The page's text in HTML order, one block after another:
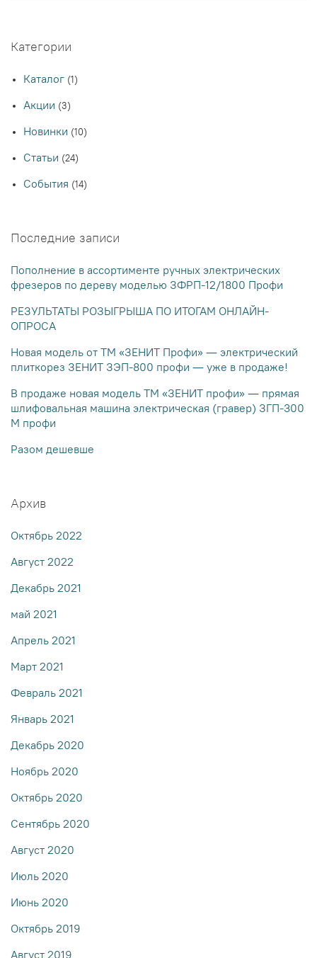
Категории
Каталог (1)
Акции (3)
Новинки (10)
Статьи (24)
События (14)
Последние записи
Пополнение в ассортименте ручных электрических
фрезеров по дереву моделью ЗФРП-12/1800 Профи
РЕЗУЛЬТАТЫ РОЗЫГРЫША ПО ИТОГАМ ОНЛАЙН-
ОПРОСА
Новая модель от ТМ «ЗЕНИТ Профи» — электрический
плиткорез ЗЕНИТ ЗЭП-800 профи — уже в продаже!
В продаже новая модель ТМ «ЗЕНИТ профи» — прямая
шлифовальная машина электрическая (гравер) ЗГП-300
М профи
Разом дешевше
Архив
Октябрь 2022
Август 2022
Декабрь 2021
май 2021
Апрель 2021
Март 2021
Февраль 2021
Январь 2021
Декабрь 2020
Ноябрь 2020
Октябрь 2020
Сентябрь 2020
Август 2020
Июль 2020
Июнь 2020
Октябрь 2019
Август 2019